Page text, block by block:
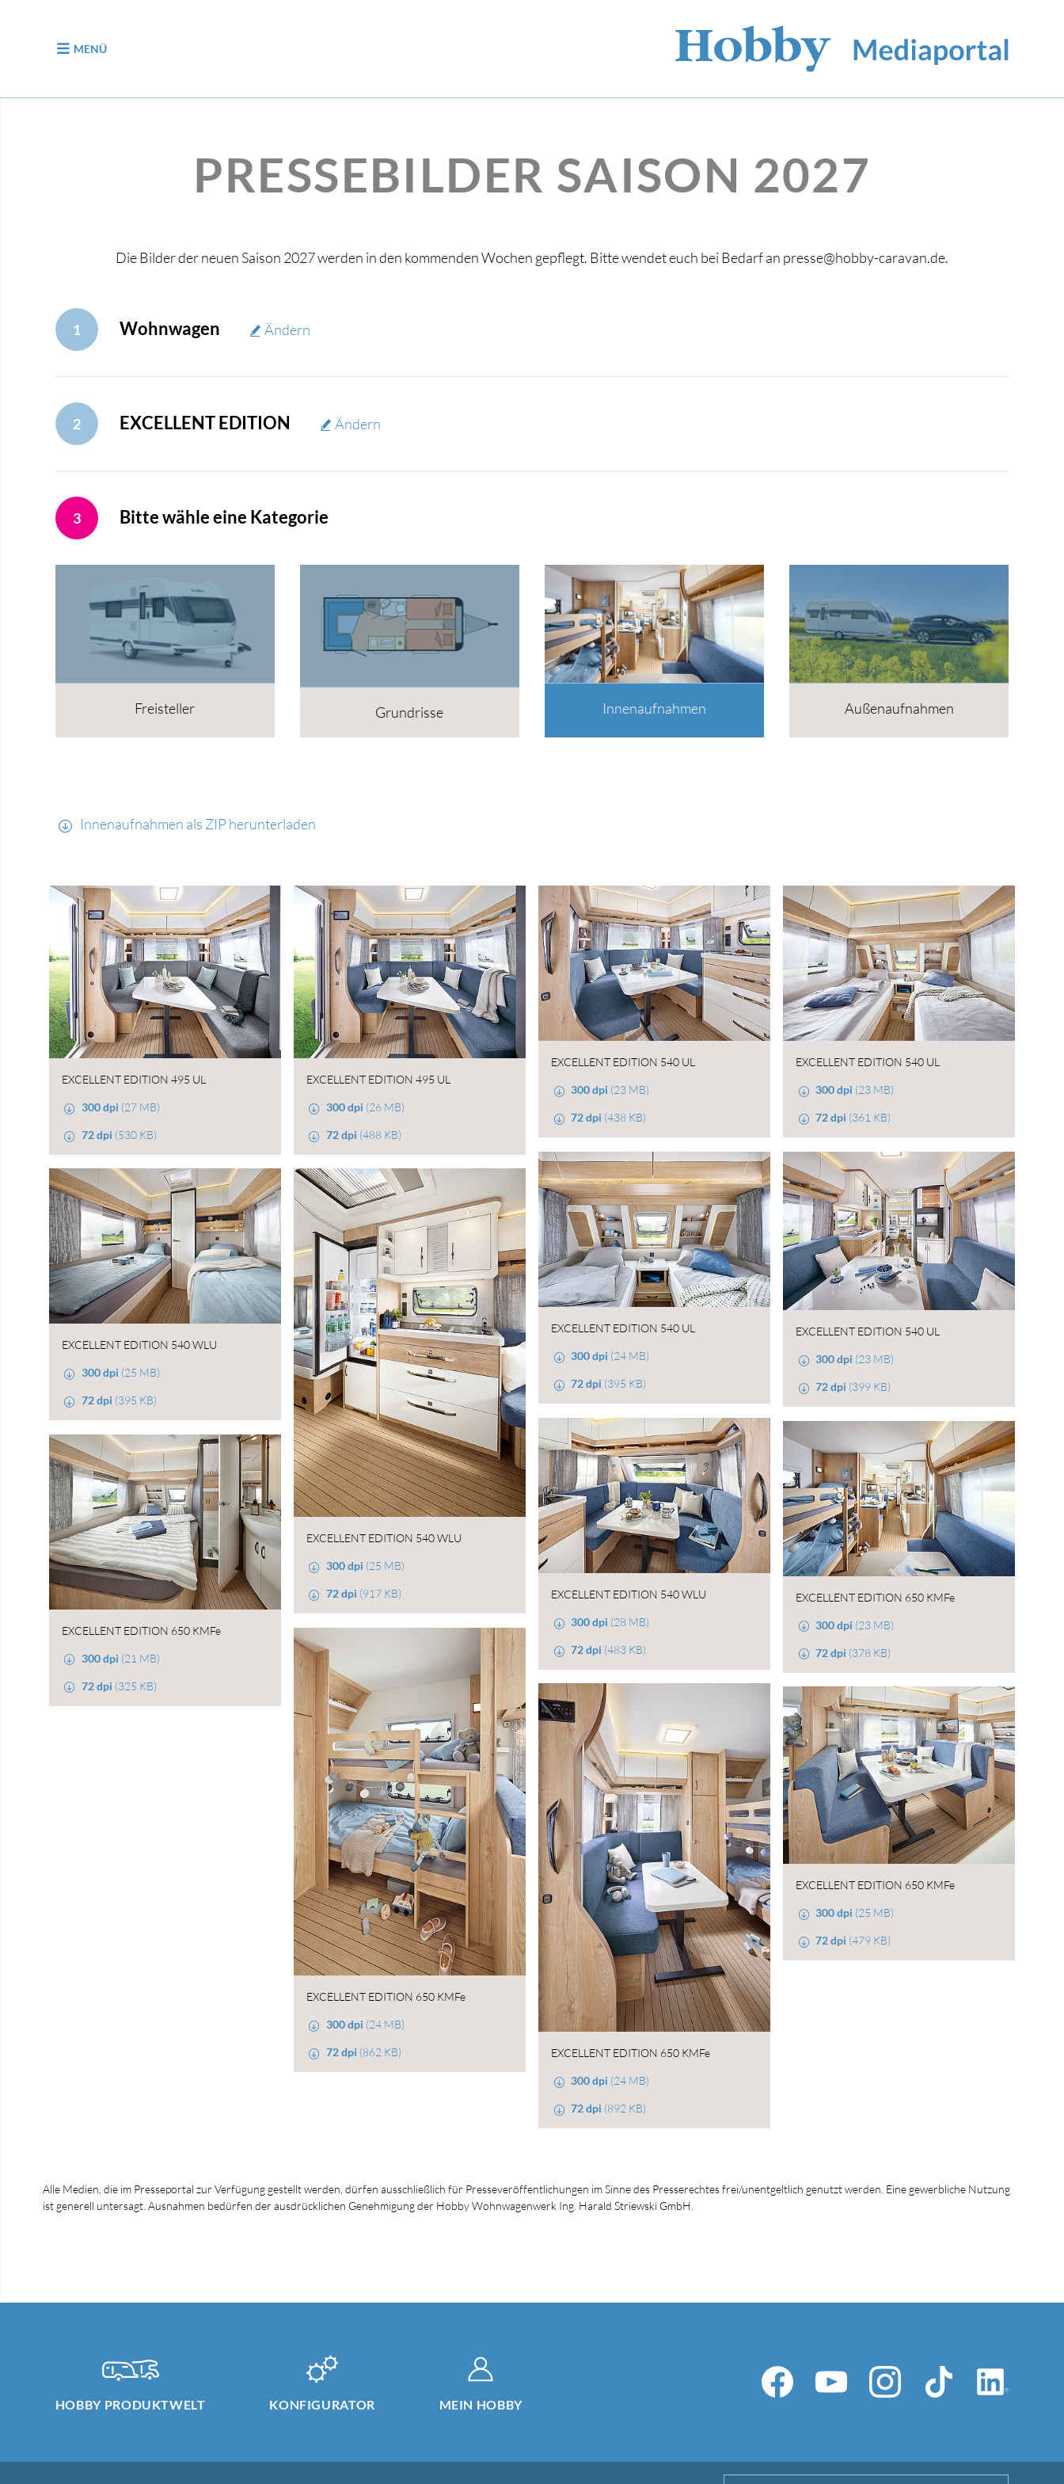
MENÜ
PRESSEBILDER SAISON 2027
Die Bilder der neuen Saison 2027 werden in den kommenden Wochen gepflegt. Bitte wendet euch bei Bedarf an presse@hobby-caravan.de.
1 Wohnwagen Ändern
2 EXCELLENT EDITION Ändern
3 Bitte wähle eine Kategorie
Freisteller Grundrisse Innenaufnahmen Außenaufnahmen
Innenaufnahmen als ZIP herunterladen
EXCELLENT EDITION 495 UL
300 dpi (27 MB)
72 dpi (530 KB)
EXCELLENT EDITION 495 UL
300 dpi (26 MB)
72 dpi (488 KB)
EXCELLENT EDITION 540 UL
300 dpi (23 MB)
72 dpi (438 KB)
EXCELLENT EDITION 540 UL
300 dpi (23 MB)
72 dpi (361 KB)
EXCELLENT EDITION 540 UL
300 dpi (24 MB)
72 dpi (395 KB)
EXCELLENT EDITION 540 UL
300 dpi (23 MB)
72 dpi (399 KB)
EXCELLENT EDITION 540 WLU
300 dpi (25 MB)
72 dpi (395 KB)
EXCELLENT EDITION 540 WLU
300 dpi (25 MB)
72 dpi (917 KB) EXCELLENT EDITION 540 WLU
300 dpi (28 MB)
72 dpi (483 KB)
EXCELLENT EDITION 650 KMFe
300 dpi (23 MB)
72 dpi (378 KB)
EXCELLENT EDITION 650 KMFe
300 dpi (21 MB)
72 dpi (325 KB)
EXCELLENT EDITION 650 KMFe
300 dpi (24 MB)
72 dpi (862 KB) EXCELLENT EDITION 650 KMFe
300 dpi (24 MB)
72 dpi (892 KB)
EXCELLENT EDITION 650 KMFe
300 dpi (25 MB)
72 dpi (479 KB)
Alle Medien, die im Presseportal zur Verfügung gestellt werden, dürfen ausschließlich für Presseveröffentlichungen im Sinne des Presserechtes frei/unentgeltlich genutzt werden. Eine gewerbliche Nutzung
ist generell untersagt. Ausnahmen bedürfen der ausdrücklichen Genehmigung der Hobby Wohnwagenwerk Ing. Harald Striewski GmbH.
HOBBY PRODUKTWELT KONFIGURATOR MEIN HOBBY